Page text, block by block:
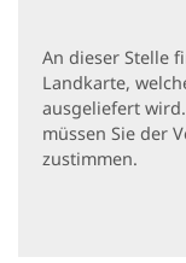
An dieser Stelle
Landkarte,
ausgeliefert
müssen Sie der
zustimmen.